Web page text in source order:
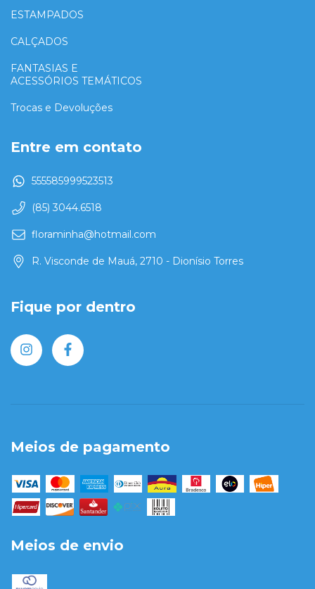
ESTAMPADOS
CALÇADOS
FANTASIAS E
ACESSÓRIOS TEMÁTICOS
Trocas e Devoluções
Entre em contato
555585999523513
(85) 3044.6518
floraminha@hotmail.com
R. Visconde de Mauá, 2710 - Dionísio Torres
Fique por dentro
Meios de pagamento
Meios de envio